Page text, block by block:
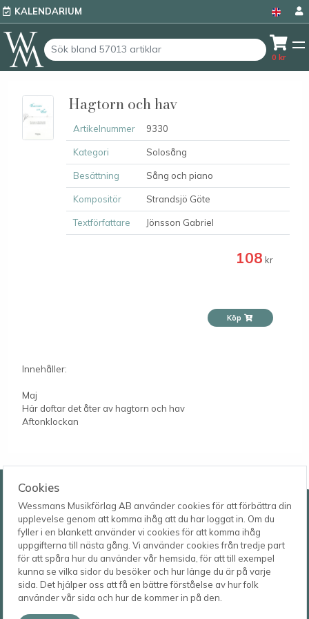
KALENDARIUM
0 kr
Cookies
Wessmans Musikförlag AB använder cookies för att förbättra din
upplevelse genom att komma ihåg att du har loggat in. Om du
fyller i en blankett använder vi cookies för att komma ihåg
uppgifterna till nästa gång. Vi använder cookies från tredje part
för att spåra hur du använder vår hemsida, för att till exempel
kunna se vilka sidor du besöker och hur länge du är på varje
sida. Det hjälper oss att få en bättre förståelse av hur folk
använder vår sida och hur de kommer in på den.
Hagtorn och hav
Artikelnummer 9330
Kategori Solosång
Besättning Sång och piano
Kompositör Strandsjö Göte
Textförfattare Jönsson Gabriel
108 kr
Köp
Innehåller:
Maj
Här doftar det åter av hagtorn och hav
Aftonklockan
Wessmans Musikförlag AB
Leverans- och besöksadress
Bingebygatan 11 B
621 41 VISBY
Postadress
Box 1253
621 23 VISBY
Telefon
0498-22 61 32
E-post
order@wessmans.com